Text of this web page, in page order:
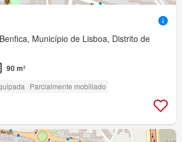
Município de Lisboa, Distrito de
90 m²
Parcialmente mobiliado